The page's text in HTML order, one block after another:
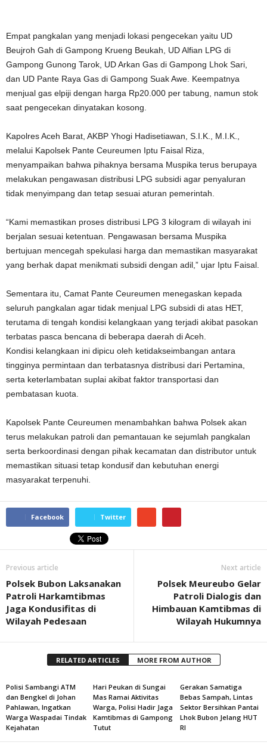
Empat pangkalan yang menjadi lokasi pengecekan yaitu UD
Beujroh Gah di Gampong Krueng Beukah, UD Alfian LPG di
Gampong Gunong Tarok, UD Arkan Gas di Gampong Lhok Sari,
dan UD Pante Raya Gas di Gampong Suak Awe. Keempatnya
menjual gas elpiji dengan harga Rp20.000 per tabung, namun stok
saat pengecekan dinyatakan kosong.
Kapolres Aceh Barat, AKBP Yhogi Hadisetiawan, S.I.K., M.I.K.,
melalui Kapolsek Pante Ceureumen Iptu Faisal Riza,
menyampaikan bahwa pihaknya bersama Muspika terus berupaya
melakukan pengawasan distribusi LPG subsidi agar penyaluran
tidak menyimpang dan tetap sesuai aturan pemerintah.
“Kami memastikan proses distribusi LPG 3 kilogram di wilayah ini
berjalan sesuai ketentuan. Pengawasan bersama Muspika
bertujuan mencegah spekulasi harga dan memastikan masyarakat
yang berhak dapat menikmati subsidi dengan adil,” ujar Iptu Faisal.
Sementara itu, Camat Pante Ceureumen menegaskan kepada
seluruh pangkalan agar tidak menjual LPG subsidi di atas HET,
terutama di tengah kondisi kelangkaan yang terjadi akibat pasokan
terbatas pasca bencana di beberapa daerah di Aceh.
Kondisi kelangkaan ini dipicu oleh ketidakseimbangan antara
tingginya permintaan dan terbatasnya distribusi dari Pertamina,
serta keterlambatan suplai akibat faktor transportasi dan
pembatasan kuota.
Kapolsek Pante Ceureumen menambahkan bahwa Polsek akan
terus melakukan patroli dan pemantauan ke sejumlah pangkalan
serta berkoordinasi dengan pihak kecamatan dan distributor untuk
memastikan situasi tetap kondusif dan kebutuhan energi
masyarakat terpenuhi.
Facebook Twitter
Previous article
Polsek Bubon Laksanakan
Patroli Harkamtibmas
Jaga Kondusifitas di
Wilayah Pedesaan
Next article
Polsek Meureubo Gelar
Patroli Dialogis dan
Himbauan Kamtibmas di
Wilayah Hukumnya
RELATED ARTICLES MORE FROM AUTHOR
Polisi Sambangi ATM
dan Bengkel di Johan
Pahlawan, Ingatkan
Warga Waspadai Tindak
Kejahatan
Hari Peukan di Sungai
Mas Ramai Aktivitas
Warga, Polisi Hadir Jaga
Kamtibmas di Gampong
Tutut
Gerakan Samatiga
Bebas Sampah, Lintas
Sektor Bersihkan Pantai
Lhok Bubon Jelang HUT
RI